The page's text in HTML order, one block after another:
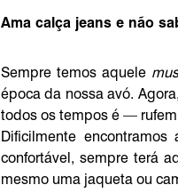
Ama calça jeans e não
Sempre temos aquele
época da nossa avó.
todos os tempos é —
Dificilmente
confortável, sempre terá
mesmo uma jaqueta ou